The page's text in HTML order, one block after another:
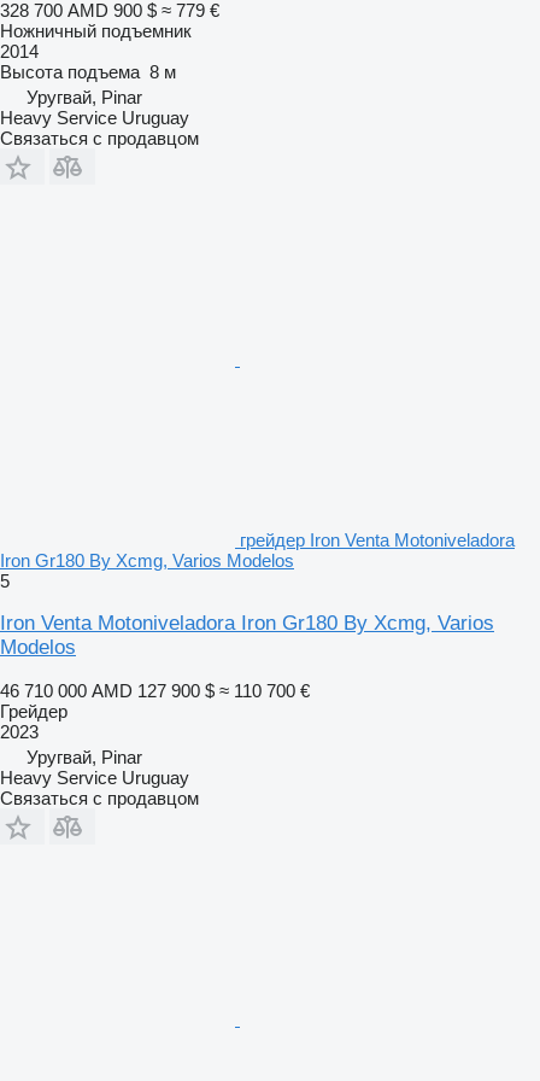
328 700 AMD 900 $ ≈ 779 €
Ножничный подъемник
2014
Высота подъема 8 м
Уругвай, Pinar
Heavy Service Uruguay
Связаться с продавцом
грейдер Iron Venta Motoniveladora
Iron Gr180 By Xcmg, Varios Modelos
5
Iron Venta Motoniveladora Iron Gr180 By Xcmg, Varios
Modelos
46 710 000 AMD 127 900 $ ≈ 110 700 €
Грейдер
2023
Уругвай, Pinar
Heavy Service Uruguay
Связаться с продавцом